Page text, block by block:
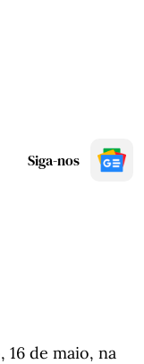
Siga-nos
16 de maio, na